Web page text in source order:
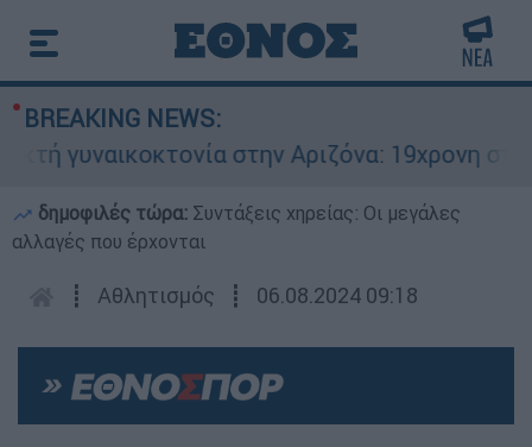
BREAKING NEWS:
στην Αριζόνα: 19χρονη
δημοφιλές τώρα: Συντάξεις χηρείας: Οι μεγάλες
αλλαγές που έρχονται
┋ Αθλητισμός ┋ 06.08.2024 09:18